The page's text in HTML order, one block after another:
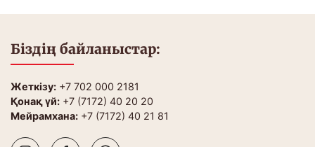
Біздің байланыстар:
Жеткізу: +7 702 000 2181
Қонақ үй: +7 (7172) 40 20 20
Мейрамхана: +7 (7172) 40 21 81